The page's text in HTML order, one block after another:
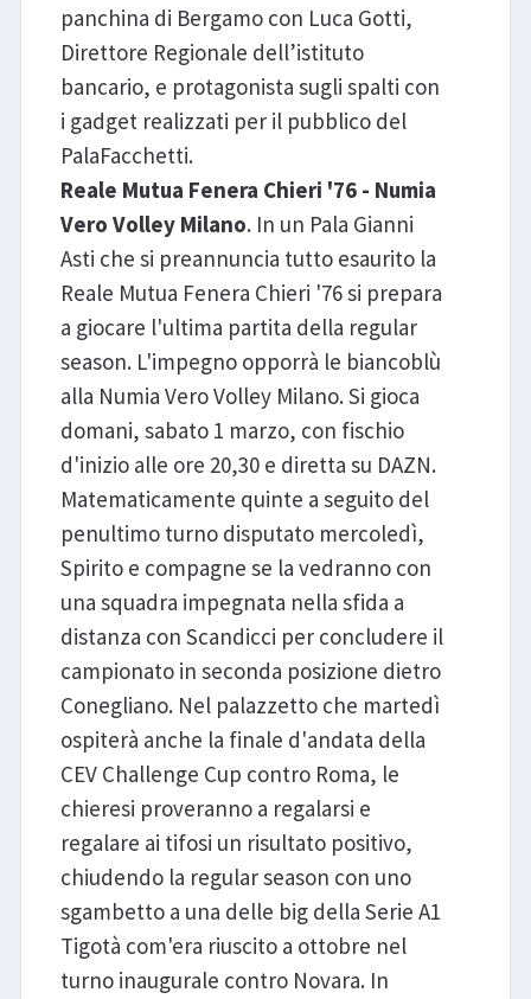
panchina di Bergamo con Luca Gotti,
Direttore Regionale dell’istituto
bancario, e protagonista sugli spalti con
i gadget realizzati per il pubblico del
PalaFacchetti.
Reale Mutua Fenera Chieri '76 - Numia
Vero Volley Milano. In un Pala Gianni
Asti che si preannuncia tutto esaurito la
Reale Mutua Fenera Chieri '76 si prepara
a giocare l'ultima partita della regular
season. L'impegno opporrà le biancoblù
alla Numia Vero Volley Milano. Si gioca
domani, sabato 1 marzo, con fischio
d'inizio alle ore 20,30 e diretta su DAZN.
Matematicamente quinte a seguito del
penultimo turno disputato mercoledì,
Spirito e compagne se la vedranno con
una squadra impegnata nella sfida a
distanza con Scandicci per concludere il
campionato in seconda posizione dietro
Conegliano. Nel palazzetto che martedì
ospiterà anche la finale d'andata della
CEV Challenge Cup contro Roma, le
chieresi proveranno a regalarsi e
regalare ai tifosi un risultato positivo,
chiudendo la regular season con uno
sgambetto a una delle big della Serie A1
Tigotà com'era riuscito a ottobre nel
turno inaugurale contro Novara. In